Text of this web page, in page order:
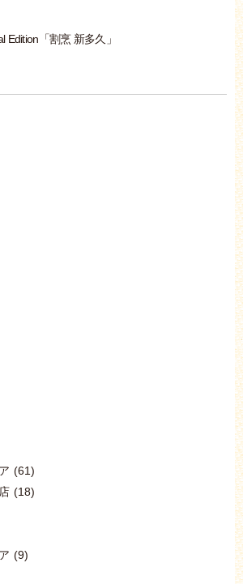
Edition「割烹 新多久」
(61)
(18)
(9)